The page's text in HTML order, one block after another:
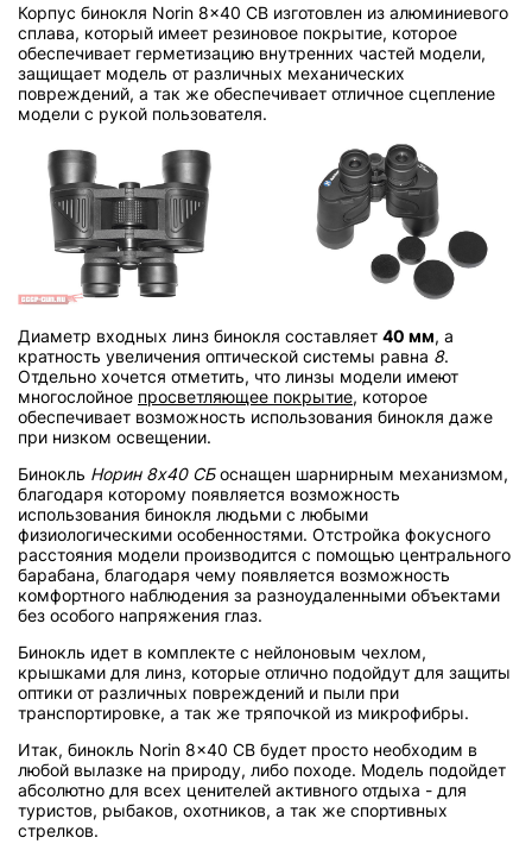
Корпус бинокля Norin 8x40 CB изготовлен из алюминиевого
сплава, который имеет резиновое покрытие, которое
обеспечивает герметизацию внутренних частей модели,
защищает модель от различных механических
повреждений, а так же обеспечивает отличное сцепление
модели с рукой пользователя.
Диаметр входных линз бинокля составляет 40 мм, а
кратность увеличения оптической системы равна 8.
Отдельно хочется отметить, что линзы модели имеют
многослойное просветляющее покрытие, которое
обеспечивает возможность использования бинокля даже
при низком освещении.
Бинокль Норин 8х40 СБоснащен шарнирным механизмом,
благодаря которому появляется возможность
использования бинокля людьми с любыми
физиологическими особенностями. Отстройка фокусного
расстояния модели производится с помощью центрального
барабана, благодаря чему появляется возможность
комфортного наблюдения за разноудаленными объектами
без особого напряжения глаз.
Бинокль идет в комплекте с нейлоновым чехлом,
крышками для линз, которые отлично подойдут для защиты
оптики от различных повреждений и пыли при
транспортировке, а так же тряпочкой из микрофибры.
Итак, бинокль Norin 8x40 CB будет просто необходим в
любой вылазке на природу, либо походе. Модель подойдет
абсолютно для всех ценителей активного отдыха - для
туристов, рыбаков, охотников, а так же спортивных
стрелков.